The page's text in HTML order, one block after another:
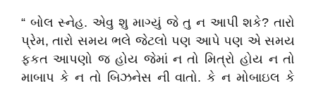
“ બોલ સ્નેહ. એવુ શુ માગ્યું જે તુ ન આપી શકે? તારો
પ્રેમ, તારો સમય ભલે જેટલો પણ આપે પણ એ સમય
ફકત આપણો જ હોય જેમાં ન તો મિત્રો હોય ન તો
માબાપ કે ન તો બિઝનેસ ની વાતો. કે ન મોબાઇલ કે